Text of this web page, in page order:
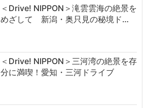
＜Drive! NIPPON＞滝雲雲海の絶景を
めざして 新潟・奥只見の秘境ド…
＜Drive! NIPPON＞三河湾の絶景を存
分に満喫！愛知・三河ドライブ